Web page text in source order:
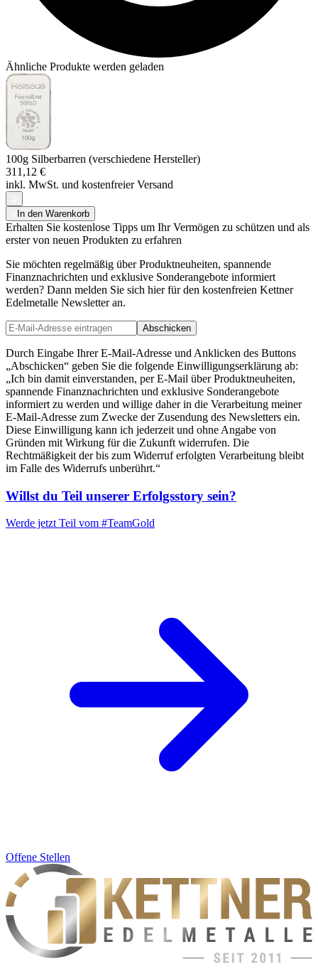
Ähnliche Produkte werden geladen
100g Silberbarren (verschiedene Hersteller)
311,12 €
inkl. MwSt. und kostenfreier Versand
In den Warenkorb
Erhalten Sie kostenlose Tipps um Ihr Vermögen zu schützen und als
erster von neuen Produkten zu erfahren
Sie möchten regelmäßig über Produktneuheiten, spannende
Finanznachrichten und exklusive Sonderangebote informiert
werden? Dann melden Sie sich hier für den kostenfreien Kettner
Edelmetalle Newsletter an.
Abschicken
Durch Eingabe Ihrer E-Mail-Adresse und Anklicken des Buttons
„Abschicken“ geben Sie die folgende Einwilligungserklärung ab:
„Ich bin damit einverstanden, per E-Mail über Produktneuheiten,
spannende Finanznachrichten und exklusive Sonderangebote
informiert zu werden und willige daher in die Verarbeitung meiner
E-Mail-Adresse zum Zwecke der Zusendung des Newsletters ein.
Diese Einwilligung kann ich jederzeit und ohne Angabe von
Gründen mit Wirkung für die Zukunft widerrufen. Die
Rechtmäßigkeit der bis zum Widerruf erfolgten Verarbeitung bleibt
im Falle des Widerrufs unberührt.“
Willst du Teil unserer Erfolgsstory sein?
Werde jetzt Teil vom #TeamGold
Offene Stellen